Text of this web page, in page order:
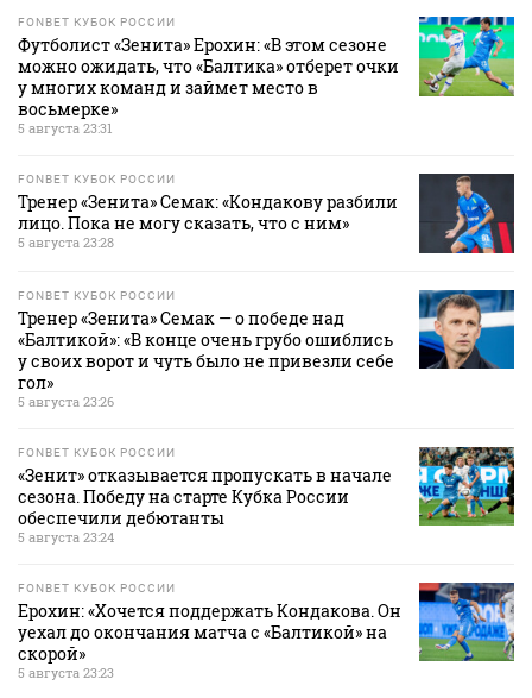
FONBET КУБОК РОССИИ
Футболист «Зенита» Ерохин: «В этом сезоне
можно ожидать, что «Балтика» отберет очки
у многих команд и займет место в
восьмерке»
5 августа 23:31
FONBET КУБОК РОССИИ
Тренер «Зенита» Семак: «Кондакову разбили
лицо. Пока не могу сказать, что с ним»
5 августа 23:28
FONBET КУБОК РОССИИ
Тренер «Зенита» Семак — о победе над
«Балтикой»: «В конце очень грубо ошиблись
у своих ворот и чуть было не привезли себе
гол»
5 августа 23:26
FONBET КУБОК РОССИИ
«Зенит» отказывается пропускать в начале
сезона. Победу на старте Кубка России
обеспечили дебютанты
5 августа 23:24
FONBET КУБОК РОССИИ
Ерохин: «Хочется поддержать Кондакова. Он
уехал до окончания матча с «Балтикой» на
скорой»
5 августа 23:23